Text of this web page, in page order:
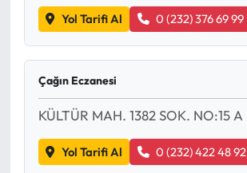
Yol Tarifi Al 0 (232) 376 69 99
Çağın Eczanesi
KÜLTÜR MAH. 1382 SOK. NO:15 A
Yol Tarifi Al 0 (232) 422 48 92